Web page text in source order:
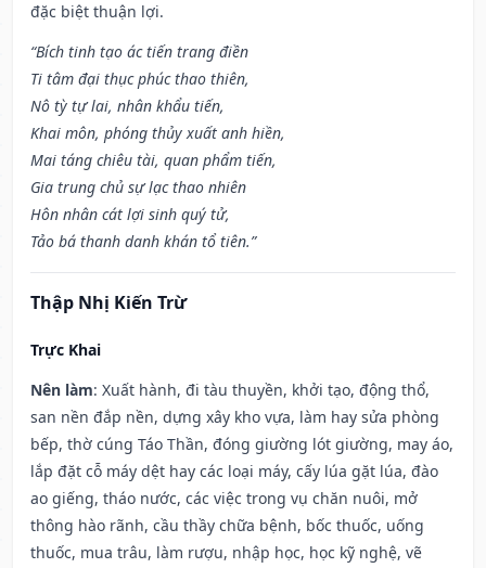
đặc biệt thuận lợi.
“Bích tinh tạo ác tiến trang điền
Ti tâm đại thục phúc thao thiên,
Nô tỳ tự lai, nhân khẩu tiến,
Khai môn, phóng thủy xuất anh hiền,
Mai táng chiêu tài, quan phẩm tiến,
Gia trung chủ sự lạc thao nhiên
Hôn nhân cát lợi sinh quý tử,
Tảo bá thanh danh khán tổ tiên.”
Thập Nhị Kiến Trừ
Trực Khai
Nên làm: Xuất hành, đi tàu thuyền, khởi tạo, động thổ,
san nền đắp nền, dựng xây kho vựa, làm hay sửa phòng
bếp, thờ cúng Táo Thần, đóng giường lót giường, may áo,
lắp đặt cỗ máy dệt hay các loại máy, cấy lúa gặt lúa, đào
ao giếng, tháo nước, các việc trong vụ chăn nuôi, mở
thông hào rãnh, cầu thầy chữa bệnh, bốc thuốc, uống
thuốc, mua trâu, làm rượu, nhập học, học kỹ nghệ, vẽ